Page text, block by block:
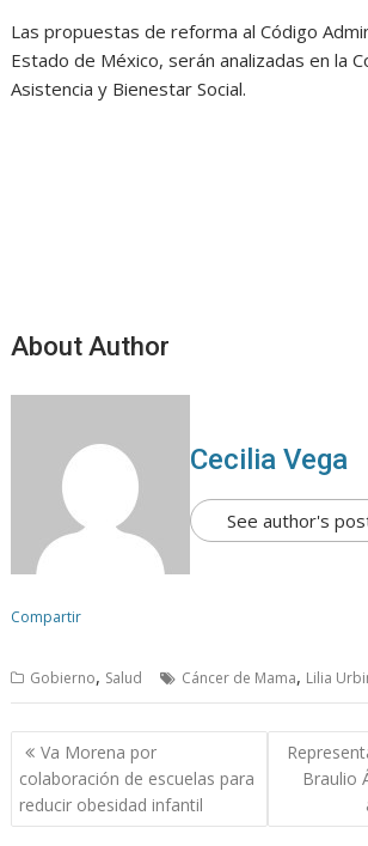
Las propuestas de reforma al Código
Estado de México, serán analizadas en la
Asistencia y Bienestar Social.
About Author
Cecilia Vega
See author's
Compartir
Gobierno, Salud Cáncer de Mama, Lilia
N
a
v
e
Va Morena por
colaboración de escuelas para
reducir obesidad infantil
Braulio